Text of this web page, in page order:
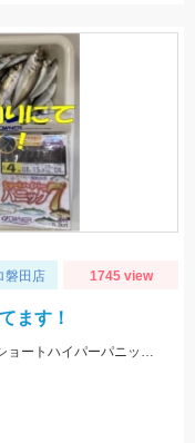
磐田店 1745 view
ます！
スタッフ村松の釣果です。仕掛けはオーナーのショートハイパーパニック4号を使用し、にアミエビを付けて釣りました。